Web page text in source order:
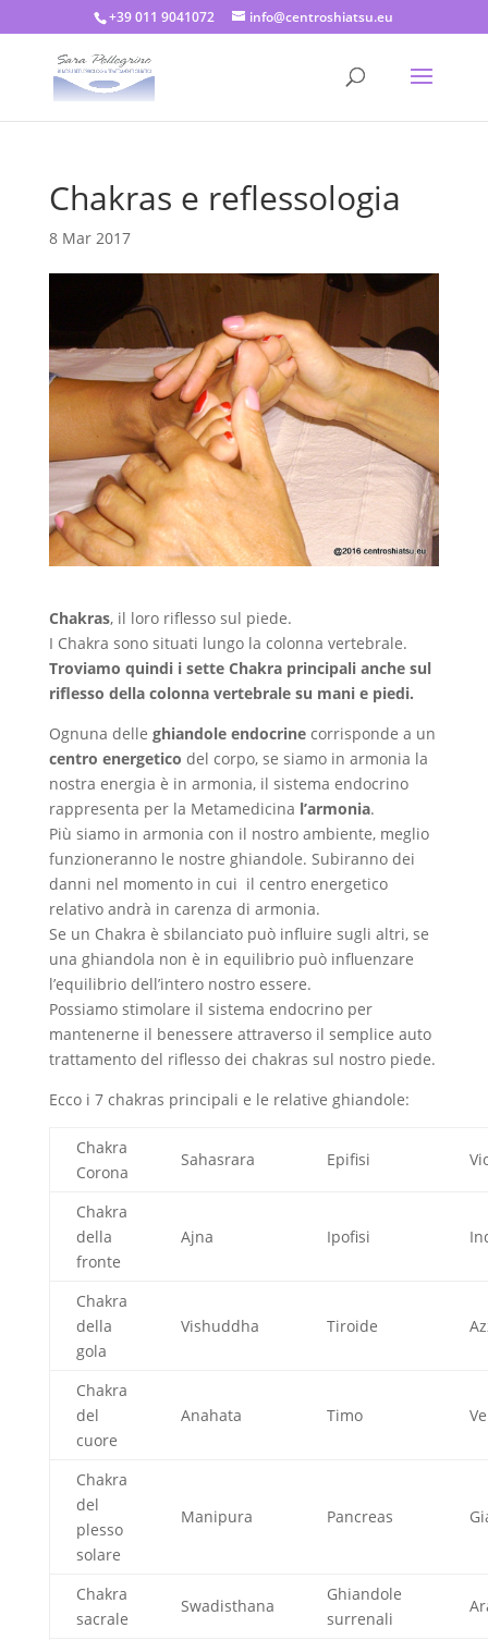
+39 011 9041072 info@centroshiatsu.eu
Chakras e reflessologia
8 Mar 2017
Chakras, il loro riflesso sul piede.
I Chakra sono situati lungo la colonna vertebrale.
Troviamo quindi i sette Chakra principali anche sul
riflesso della colonna vertebrale su mani e piedi.
Ognuna delle ghiandole endocrinecorrisponde a un
centro energetico del corpo, se siamo in armonia la
nostra energia è in armonia, il sistema endocrino
rappresenta per la Metamedicina l’armonia.
Più siamo in armonia con il nostro ambiente, meglio
funzioneranno le nostre ghiandole. Subiranno dei
danni nel momento in cui il centro energetico
relativo andrà in carenza di armonia.
Se un Chakra è sbilanciato può influire sugli altri, se
una ghiandola non è in equilibrio può influenzare
l’equilibrio dell’intero nostro essere.
Possiamo stimolare il sistema endocrino per
mantenerne il benessere attraverso il semplice auto
trattamento del riflesso dei chakras sul nostro piede.
Ecco i 7 chakras principali e le relative ghiandole:
Chakra
Corona
Sahasrara Epifisi
Chakra
della
fronte
Ajna Ipofisi
Chakra
della
gola
Vishuddha Tiroide
Chakra
del
cuore
Anahata Timo
Chakra
del
plesso
solare
Manipura Pancreas
Chakra
sacrale
Swadisthana
Ghiandole
surrenali